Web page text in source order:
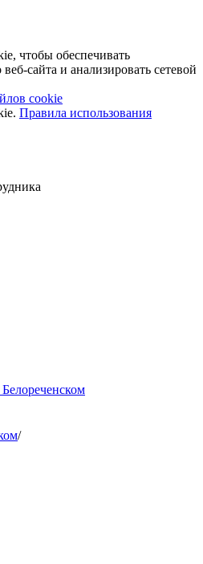
чтобы обеспечивать
сайта и анализировать сетевой
cookie
Правила использования
/